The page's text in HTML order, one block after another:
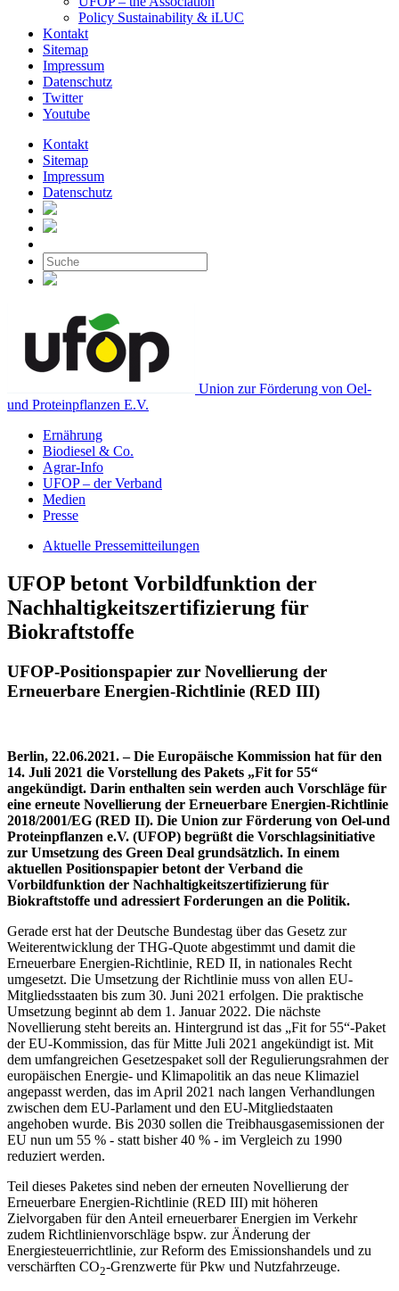
Policy Sustainability & iLUC
Kontakt
Sitemap
Impressum
Datenschutz
Twitter
Youtube
Kontakt
Sitemap
Impressum
Datenschutz
Union zur Förderung von Oel-
und Proteinpflanzen E.V.
Ernährung
Biodiesel & Co.
Agrar-Info
UFOP – der Verband
Medien
Presse
Aktuelle Pressemitteilungen
UFOP betont Vorbildfunktion der
Nachhaltigkeitszertifizierung für
Biokraftstoffe
UFOP-Positionspapier zur Novellierung der
Erneuerbare Energien-Richtlinie (RED III)
Berlin, 22.06.2021. – Die Europäische Kommission hat für den
14. Juli 2021 die Vorstellung des Pakets „Fit for 55“
angekündigt. Darin enthalten sein werden auch Vorschläge für
eine erneute Novellierung der Erneuerbare Energien-Richtlinie
2018/2001/EG (RED II). Die Union zur Förderung von Oel-und
Proteinpflanzen e.V. (UFOP) begrüßt die Vorschlagsinitiative
zur Umsetzung des Green Deal grundsätzlich. In einem
aktuellen Positionspapier betont der Verband die
Vorbildfunktion der Nachhaltigkeitszertifizierung für
Biokraftstoffe und adressiert Forderungen an die Politik.
Gerade erst hat der Deutsche Bundestag über das Gesetz zur
Weiterentwicklung der THG-Quote abgestimmt und damit die
Erneuerbare Energien-Richtlinie, RED II, in nationales Recht
umgesetzt. Die Umsetzung der Richtlinie muss von allen EU-
Mitgliedsstaaten bis zum 30. Juni 2021 erfolgen. Die praktische
Umsetzung beginnt ab dem 1. Januar 2022. Die nächste
Novellierung steht bereits an. Hintergrund ist das „Fit for 55“-Paket
der EU-Kommission, das für Mitte Juli 2021 angekündigt ist. Mit
dem umfangreichen Gesetzespaket soll der Regulierungsrahmen der
europäischen Energie- und Klimapolitik an das neue Klimaziel
angepasst werden, das im April 2021 nach langen Verhandlungen
zwischen dem EU-Parlament und den EU-Mitgliedstaaten
angehoben wurde. Bis 2030 sollen die Treibhausgasemissionen der
EU nun um 55 % - statt bisher 40 % - im Vergleich zu 1990
reduziert werden.
Teil dieses Paketes sind neben der erneuten Novellierung der
Erneuerbare Energien-Richtlinie (RED III) mit höheren
Zielvorgaben für den Anteil erneuerbarer Energien im Verkehr
zudem Richtlinienvorschläge bspw. zur Änderung der
Energiesteuerrichtlinie, zur Reform des Emissionshandels und zu
verschärften CO2-Grenzwerte für Pkw und Nutzfahrzeuge.